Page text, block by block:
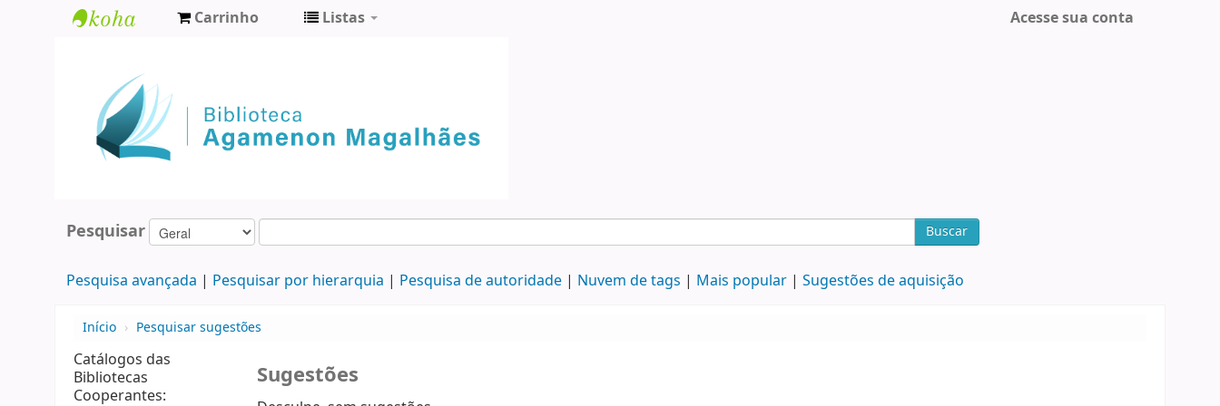
Agamenon
Magalhães
Carrinho Listas Acesse sua conta
Pesquisar Buscar
Pesquisa avançada Pesquisar por hierarquia Pesquisa de autoridade Nuvem de tags Mais popular Sugestões de aquisição
Início › Pesquisar sugestões
Catálogos das
Bibliotecas
Cooperantes:
Sugestões